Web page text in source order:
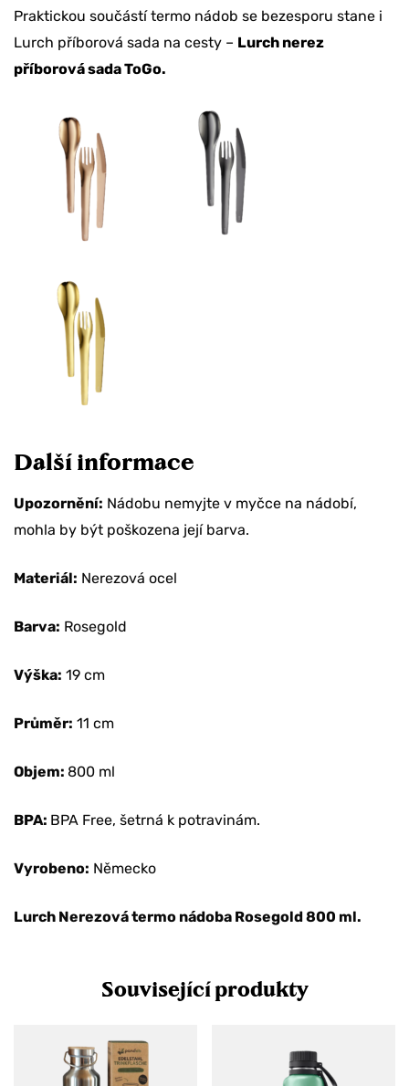
Praktickou součástí termo nádob se bezesporu stane i
Lurch příborová sada na cesty – Lurch nerez
příborová sada ToGo.
Další informace
Upozornění: Nádobu nemyjte v myčce na nádobí,
mohla by být poškozena její barva.
Materiál: Nerezová ocel
Barva: Rosegold
Výška: 19 cm
Průměr: 11 cm
Objem: 800 ml
BPA: BPA Free, šetrná k potravinám.
Vyrobeno: Německo
Lurch Nerezová termo nádoba Rosegold 800 ml.
Související produkty